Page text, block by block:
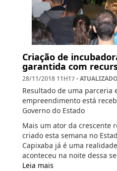
Criação de
garantida com
28/11/2018 11H17-
Resultado de uma parceria
empreendimento está
Governo do Estado
Mais um ator da crescente
criado esta semana no
Capixaba já é uma
aconteceu na noite dessa
Leia mais